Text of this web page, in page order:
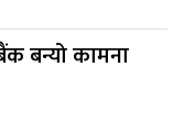
बन्यो कामना